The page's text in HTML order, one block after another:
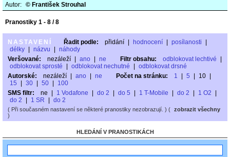
Autor: © František Strouhal
Pranostiky 1 - 8 / 8
NASTAVENÍ Řadit podle: přidání hodnocení posílanosti
délky
názvu
náhody
Veršované:
nezáleží ano ne Filtr obsahu: odblokovat lechtivé
odblokovat sprosté
odblokovat nechutné
odblokovat drsné
Autorské:
nezáleží ano ne Počet na stránku: 1 5 10
15
30 50
100
SMS filtr:
ne 1 Vodafone do 2 do 5 1 T-Mobile do 2 1 O2
do 2
1 SR do 2
( Při současném nastavení se některé pranostiky nezobrazují. ) ( zobrazit všechny
)
HLEDÁNÍ V PRANOSTIKÁCH